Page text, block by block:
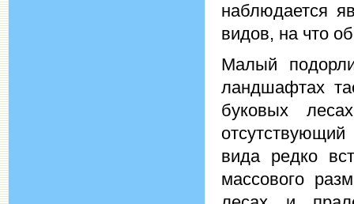
наблюдается
видов, на что
Малый
ландшафтах
буковых
вида редко
массового